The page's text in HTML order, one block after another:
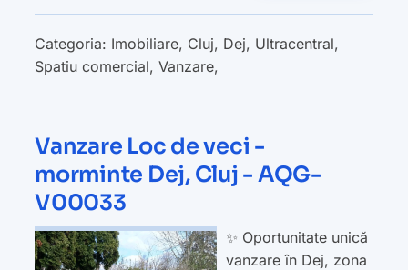
Categoria: Imobiliare, Cluj, Dej, Ultracentral,
Spatiu comercial, Vanzare,
Vanzare Loc de veci -
morminte Dej, Cluj - AQG-
V00033
✨ Oportunitate unică
vanzare în Dej, zona